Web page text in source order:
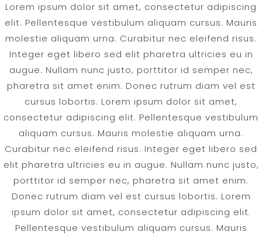
Lorem ipsum dolor sit amet, consectetur adipiscing
elit. Pellentesque vestibulum aliquam cursus. Mauris
molestie aliquam urna. Curabitur nec eleifend risus.
Integer eget libero sed elit pharetra ultricies eu in
augue. Nullam nunc justo, porttitor id semper nec,
pharetra sit amet enim. Donec rutrum diam vel est
cursus lobortis. Lorem ipsum dolor sit amet,
consectetur adipiscing elit. Pellentesque vestibulum
aliquam cursus. Mauris molestie aliquam urna.
Curabitur nec eleifend risus. Integer eget libero sed
elit pharetra ultricies eu in augue. Nullam nunc justo,
porttitor id semper nec, pharetra sit amet enim.
Donec rutrum diam vel est cursus lobortis. Lorem
ipsum dolor sit amet, consectetur adipiscing elit.
Pellentesque vestibulum aliquam cursus. Mauris